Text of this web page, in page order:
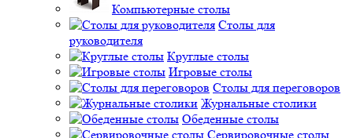
Компьютерные столы
Столы для
руководителя
Круглые столы
Игровые столы
Столы для переговоров
Журнальные столики
Обеденные столы
Сервировочные столы